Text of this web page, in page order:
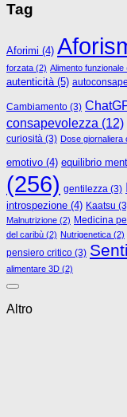
Tag
Aforimi (4)
forzata (2) Alimento funzionale
autenticità (5)
Cambiamento (3)
consapevolezza (12)
curiosità (3) Dose giornaliera
emotivo (4) equilibrio
(256) gentilezza (3)
introspezione (4) Kaatsu
Malnutrizione (2) Medicina
del caribù (2) Nutrigenetica (2)
pensiero critico (3)
alimentare 3D (2)
Altro